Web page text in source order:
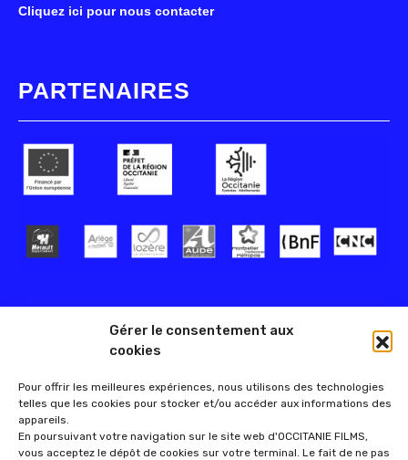
Gérer le consentement aux
cookies
Pour offrir les meilleures expériences, nous utilisons des technologies
telles que les cookies pour stocker et/ou accéder aux informations des
appareils.
En poursuivant votre navigation sur le site web d'OCCITANIE FILMS,
vous acceptez le dépôt de cookies sur votre terminal. Le fait de ne pas
Cliquez ici pour nous contacter
PARTENAIRES